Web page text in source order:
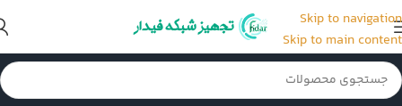
Skip to navigation
Skip to main content